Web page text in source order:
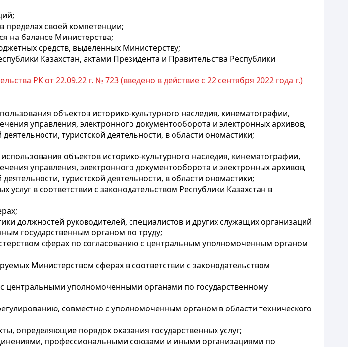
своей компетенции;
на балансе Министерства;
средств, выделенных Министерству;
Казахстан, актами Президента и Правительства Республики
РК от 22.09.22 г. № 723 (введено в действие с 22 сентября 2022 года г.)
объектов историко-культурного наследия, кинематографии,
управления, электронного документооборота и электронных архивов,
туристской деятельности, в области ономастики;
объектов историко-культурного наследия, кинематографии,
управления, электронного документооборота и электронных архивов,
туристской деятельности, в области ономастики;
в соответствии с законодательством Республики Казахстан в
должностей руководителей, специалистов и других служащих организаций
государственным органом по труду;
сферах по согласованию с центральным уполномоченным органом
Министерством сферах в соответствии с законодательством
центральными уполномоченными органами по государственному
совместно с уполномоченным органом в области технического
определяющие порядок оказания государственных услуг;
профессиональными союзами и иными организациями по